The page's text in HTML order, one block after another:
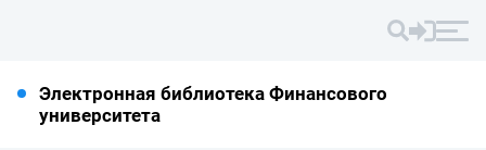
Электронная библиотека Финансового
университета